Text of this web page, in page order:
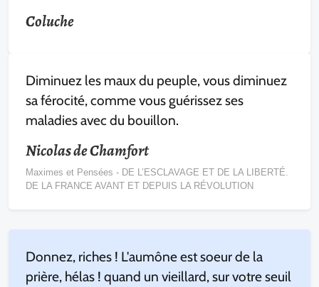
Coluche
Diminuez les maux du peuple, vous diminuez
sa férocité, comme vous guérissez ses
maladies avec du bouillon.
Nicolas de Chamfort
Maximes et Pensées - DE L’ESCLAVAGE ET DE LA LIBERTÉ.
DE LA FRANCE AVANT ET DEPUIS LA RÉVOLUTION
Donnez, riches ! L'aumône est soeur de la
prière, hélas ! quand un vieillard, sur votre seuil